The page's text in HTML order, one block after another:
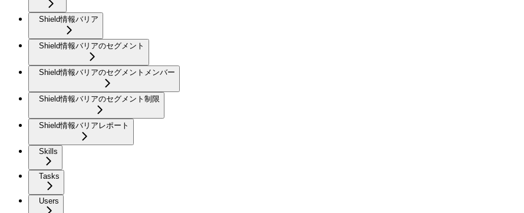
Shield情報バリア
Shield情報バリアのセグメント
Shield情報バリアのセグメントメンバー
Shield情報バリアのセグメント制限
Shield情報バリアレポート
Skills
Tasks
Users